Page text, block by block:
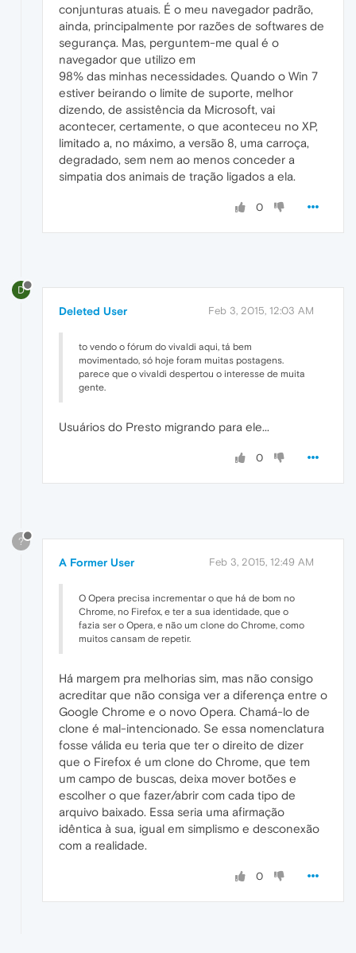
conjunturas atuais. É o meu navegador padrão,
ainda, principalmente por razões de softwares de
segurança. Mas, perguntem-me qual é o
navegador que utilizo em
98% das minhas necessidades. Quando o Win 7
estiver beirando o limite de suporte, melhor
dizendo, de assistência da Microsoft, vai
acontecer, certamente, o que aconteceu no XP,
limitado a, no máximo, a versão 8, uma carroça,
degradado, sem nem ao menos conceder a
simpatia dos animais de tração ligados a ela.
0
D
Deleted User Feb 3, 2015, 12:03 AM
to vendo o fórum do vivaldi aqui, tá bem
movimentado, só hoje foram muitas postagens.
parece que o vivaldi despertou o interesse de muita
gente.
Usuários do Presto migrando para ele...
0
?
A Former User Feb 3, 2015, 12:49 AM
O Opera precisa incrementar o que há de bom no
Chrome, no Firefox, e ter a sua identidade, que o
fazia ser o Opera, e não um clone do Chrome, como
muitos cansam de repetir.
Há margem pra melhorias sim, mas não consigo
acreditar que não consiga ver a diferença entre o
Google Chrome e o novo Opera. Chamá-lo de
clone é mal-intencionado. Se essa nomenclatura
fosse válida eu teria que ter o direito de dizer
que o Firefox é um clone do Chrome, que tem
um campo de buscas, deixa mover botões e
escolher o que fazer/abrir com cada tipo de
arquivo baixado. Essa seria uma afirmação
idêntica à sua, igual em simplismo e desconexão
com a realidade.
0